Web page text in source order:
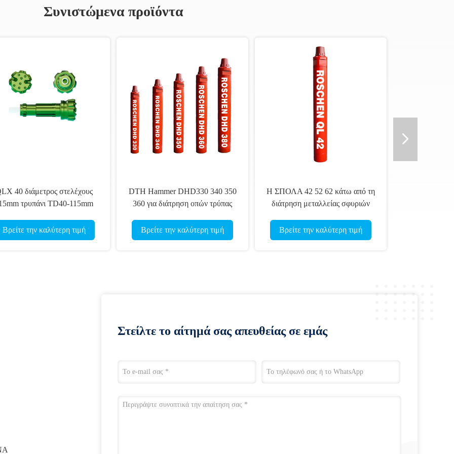
Συνιστώμενα προϊόντα
QL30 QL40 QL50 QL60 QL80
κάτω από το σφυρί τρυπών για τη
φρεατίων νερού
Βρείτε την καλύτερη τιμή
MACH 60 σφυρί DTH για τη
διάτρηση φυσήματος βράχου,
Βρείτε την καλύτερη τιμή
QL 60 κάτω από το σφυρί τρυπών
με τη βαλβίδα ποδιών 1200mm
Βρείτε την καλύτερη τιμή
Στείλτε το αίτημά σας απευθείας σε εμάς